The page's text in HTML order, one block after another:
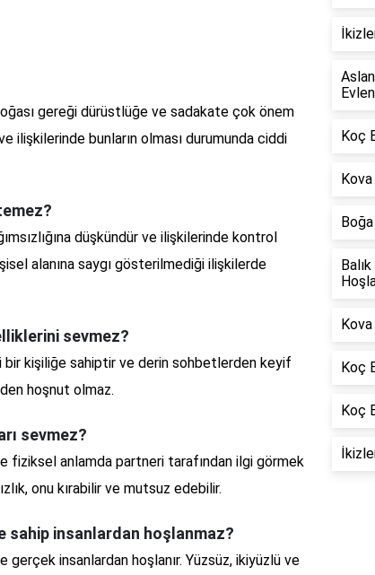
gereği dürüstlüğe ve sadakate çok önem
ilişkilerinde bunların olması durumunda ciddi
düşkündür ve ilişkilerinde kontrol
alanına saygı gösterilmediği ilişkilerde
sevmez?
bir kişiliğe sahiptir ve derin sohbetlerden keyif
hoşnut olmaz.
sevmez?
fiziksel anlamda partneri tarafından ilgi görmek
onu kırabilir ve mutsuz edebilir.
sahip insanlardan hoşlanmaz?
gerçek insanlardan hoşlanır. Yüzsüz, ikiyüzlü ve
Koç
Kova
Koç
Koç